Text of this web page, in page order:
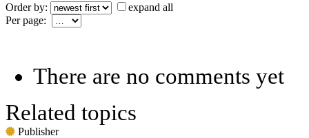
Order by:
expand all
Per page:
There are no comments yet
Related topics
Publisher